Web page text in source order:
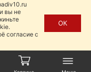
соглашается с условиями,
с сайта Popadiv10 запрещено,
сайта Popadiv10.
вы не
согласие с
ОК